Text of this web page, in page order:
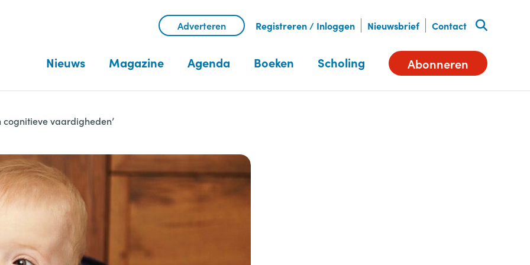
Adverteren Registreren / Inloggen Nieuwsbrief Contact
Nieuws Magazine Agenda Boeken Scholing Abonneren
vaardigheden’